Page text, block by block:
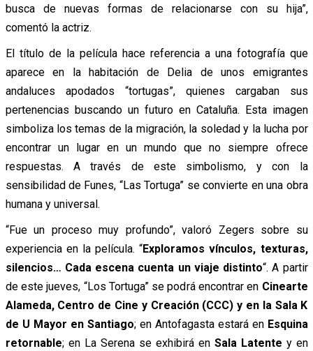
busca de nuevas formas de relacionarse con su hija”,
comentó la actriz.
El título de la película hace referencia a una fotografía que
aparece en la habitación de Delia de unos emigrantes
andaluces apodados “tortugas”, quienes cargaban sus
pertenencias buscando un futuro en Cataluña. Esta imagen
simboliza los temas de la migración, la soledad y la lucha por
encontrar un lugar en un mundo que no siempre ofrece
respuestas. A través de este simbolismo, y con la
sensibilidad de Funes, “Las Tortuga” se convierte en una obra
humana y universal.
“Fue un proceso muy profundo”, valoró Zegers sobre su
experiencia en la película. “Exploramos vínculos, texturas,
silencios… Cada escena cuenta un viaje distinto“. A partir
de este jueves, “Los Tortuga” se podrá encontrar en Cinearte
Alameda, Centro de Cine y Creación (CCC) y en la Sala K
de U Mayor en Santiago; en Antofagasta estará en Esquina
retornable; en La Serena se exhibirá en Sala Latente y en